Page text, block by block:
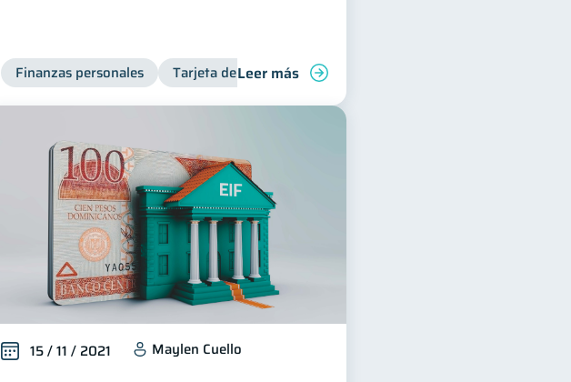
Deudas Inclusión financiera
Finanzas personales Tarjeta de crédito Inclusión financiera
Leer más
15 / 11 / 2021 Maylen Cuello